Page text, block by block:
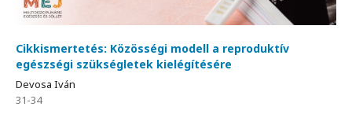
Cikkismertetés: Közösségi modell a reproduktív
egészségi szükségletek kielégítésére
Devosa Iván
31-34